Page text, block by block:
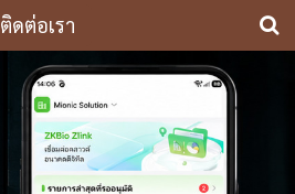
ติดต่อเรา